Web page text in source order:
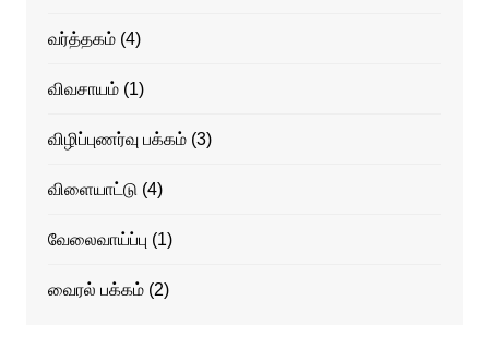
வர்த்தகம்(4)
விவசாயம்(1)
விழிப்புணர்வு பக்கம்(3)
விளையாட்டு (4)
வேலைவாய்ப்பு (1)
வைரல் பக்கம்(2)